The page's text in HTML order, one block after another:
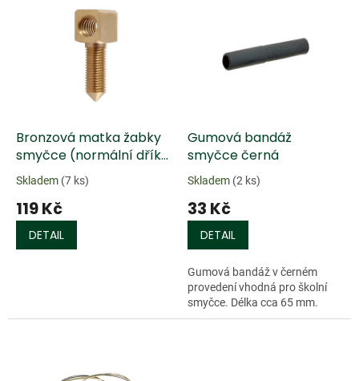
d
u
Bronzová matka žabky
smyčce (normální dřík)
- palcový závit
Skladem (7 ks)
119 Kč
DETAIL
Gumová bandáž
smyčce černá
Skladem (2 ks)
33 Kč
DETAIL
Gumová bandáž v černém
provedení vhodná pro školní
smyčce. Délka cca 65 mm.